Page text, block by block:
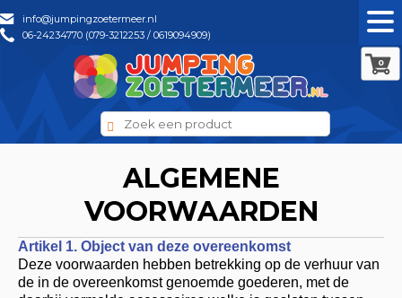
0
info@jumpingzoetermeer.nl
06-24234770 (079-3212253 / 0619094909)
ALGEMENE
VOORWAARDEN
Artikel 1. Object van deze overeenkomst
Deze voorwaarden hebben betrekking op de verhuur van
de in de overeenkomst genoemde goederen, met de